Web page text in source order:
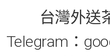
台灣外送
Telegram：